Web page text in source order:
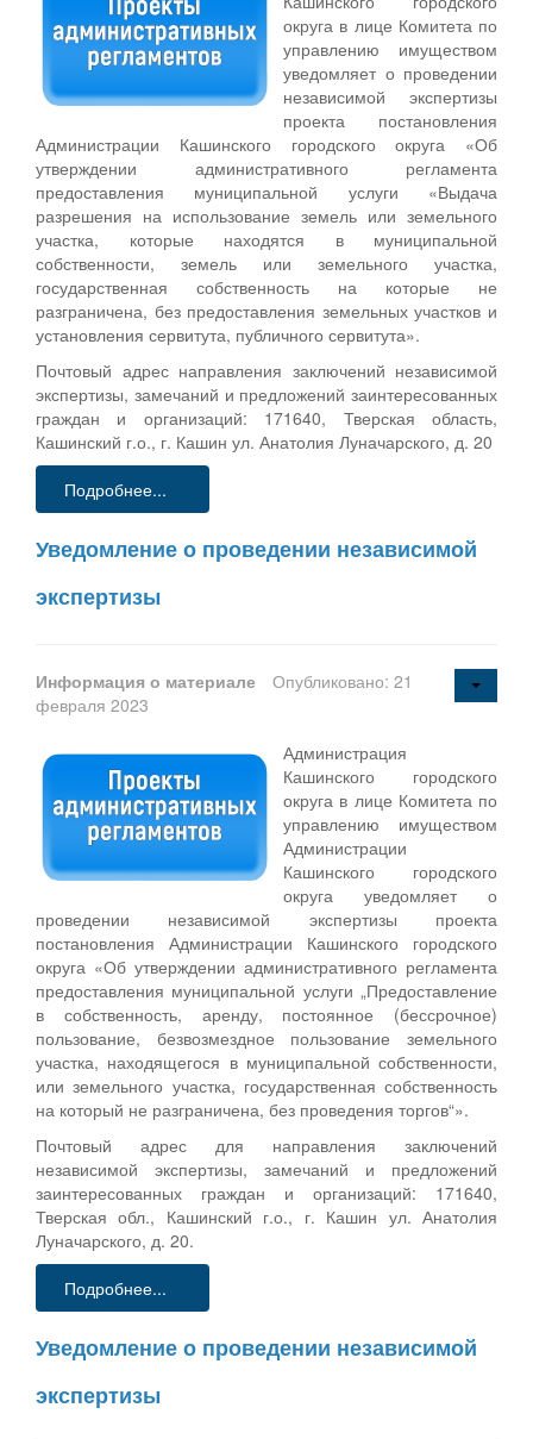
округа в лице Комитета по
управлению имуществом
уведомляет о проведении
независимой экспертизы
проекта постановления
Администрации Кашинского городского округа «Об
утверждении административного регламента
предоставления муниципальной услуги «Выдача
разрешения на использование земель или земельного
участка, которые находятся в муниципальной
собственности, земель или земельного участка,
государственная собственность на которые не
разграничена, без предоставления земельных участков и
установления сервитута, публичного сервитута».
Почтовый адрес направления заключений независимой
экспертизы, замечаний и предложений заинтересованных
граждан и организаций: 171640, Тверская область,
Кашинский г.о., г. Кашин ул. Анатолия Луначарского, д. 20
Подробнее...
Уведомление о проведении независимой
экспертизы
Информация о материале
Опубликовано: 21
февраля 2023
Администрация
Кашинского городского
округа в лице Комитета по
управлению имуществом
Администрации
Кашинского городского
округа уведомляет о
проведении независимой экспертизы проекта
постановления Администрации Кашинского городского
округа «Об утверждении административного регламента
предоставления муниципальной услуги „Предоставление
в собственность, аренду, постоянное (бессрочное)
пользование, безвозмездное пользование земельного
участка, находящегося в муниципальной собственности,
или земельного участка, государственная собственность
на который не разграничена, без проведения торгов“».
Почтовый адрес для направления заключений
независимой экспертизы, замечаний и предложений
заинтересованных граждан и организаций: 171640,
Тверская обл., Кашинский г.о., г. Кашин ул. Анатолия
Луначарского, д. 20.
Подробнее...
Уведомление о проведении независимой
экспертизы